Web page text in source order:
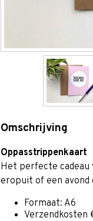
Omschrijving
Oppasstrippenkaart
Het perfecte cadeau
eropuit of een avond
Formaat: A6
Verzendkosten